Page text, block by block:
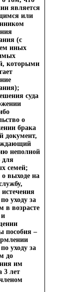
является
или
(с
иных
которыми
суда
о
брака
документ,
неполной
для
семей;
о выходе на
истечения
уходу за
в возрасте
и
пособия –
уходу за
до
им
3 лет